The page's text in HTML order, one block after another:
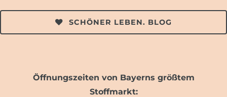
SCHÖNER LEBEN. BLOG
Öffnungszeiten von Bayerns größtem
Stoffmarkt: